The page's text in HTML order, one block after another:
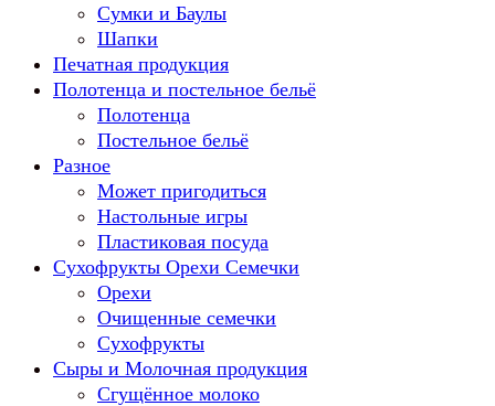
Сумки и Баулы
Шапки
Печатная продукция
Полотенца и постельное бельё
Полотенца
Постельное бельё
Разное
Может пригодиться
Настольные игры
Пластиковая посуда
Сухофрукты Орехи Семечки
Орехи
Очищенные семечки
Сухофрукты
Сыры и Молочная продукция
Сгущённое молоко